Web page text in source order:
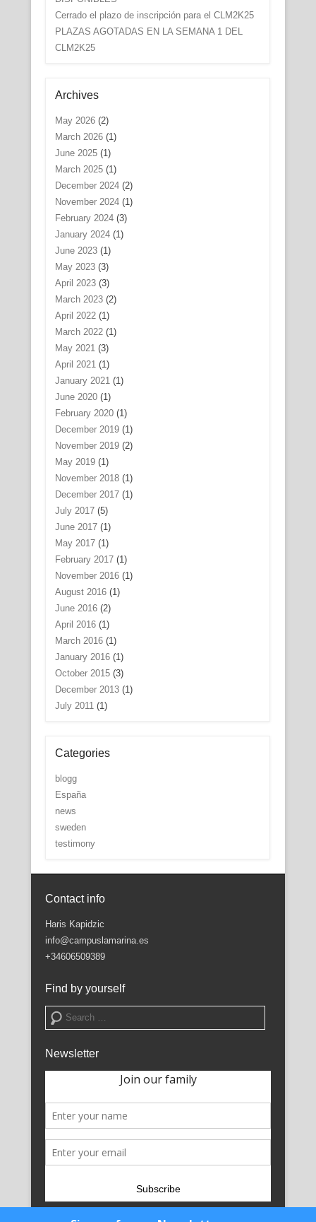
Cerrado el plazo de inscripción para el CLM2K25
PLAZAS AGOTADAS EN LA SEMANA 1 DEL
CLM2K25
Archives
May 2026(2)
March 2026(1)
June 2025(1)
March 2025(1)
December 2024(2)
November 2024(1)
February 2024(3)
January 2024(1)
June 2023(1)
May 2023(3)
April 2023(3)
March 2023(2)
April 2022(1)
March 2022(1)
May 2021 (3)
April 2021 (1)
January 2021 (1)
June 2020(1)
February 2020(1)
December 2019(1)
November 2019(2)
May 2019(1)
November 2018(1)
December 2017(1)
July 2017(5)
June 2017(1)
May 2017(1)
February 2017(1)
November 2016(1)
August 2016(1)
June 2016(2)
April 2016(1)
March 2016(1)
January 2016(1)
October 2015(3)
December 2013(1)
July 2011 (1)
Categories
blogg
España
news
sweden
testimony
Contact info
Haris Kapidzic
info@campuslamarina.es
+34606509389
Find by yourself
Search
Newsletter